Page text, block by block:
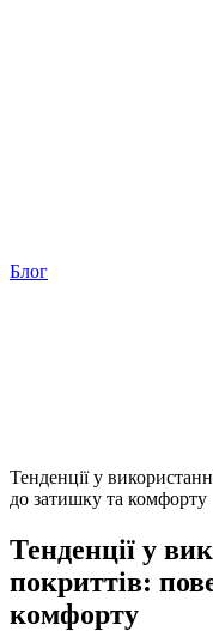
Блог
Тенденції у
до затишку та комфорту
Тенденції у
покриттів:
комфорту